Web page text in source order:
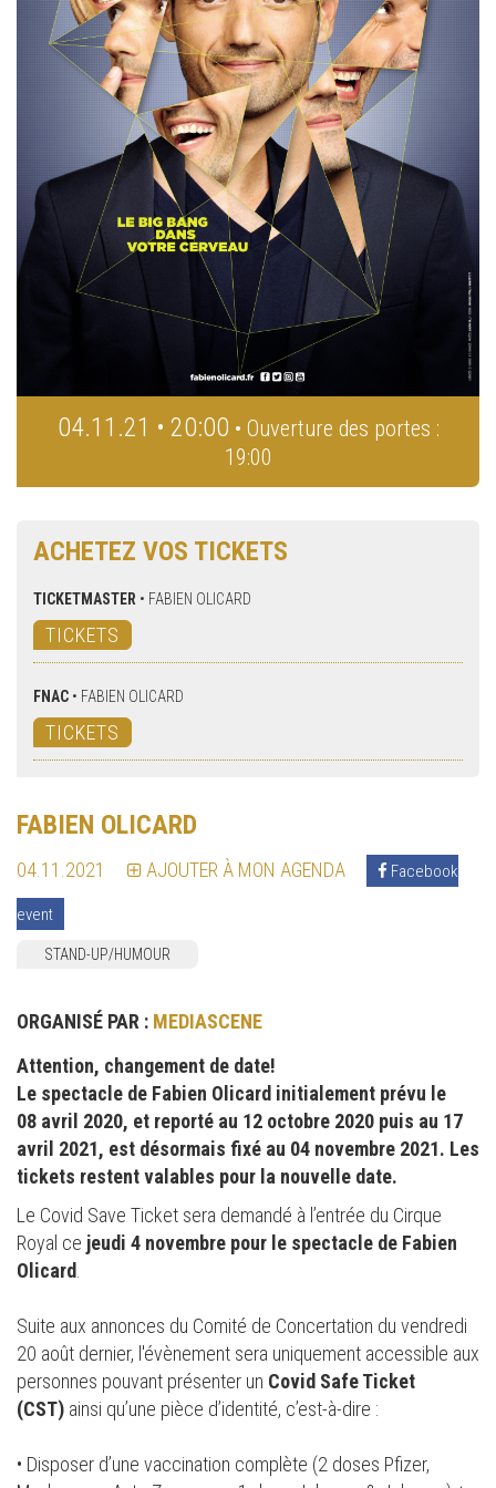
04.11.21 • 20:00 • Ouverture des portes :
19:00
ACHETEZ VOS TICKETS
TICKETMASTER • FABIEN OLICARD
TICKETS
FNAC • FABIEN OLICARD
TICKETS
FABIEN OLICARD
04.11.2021 AJOUTER À MON AGENDA Facebook
event
STAND-UP/HUMOUR
ORGANISÉ PAR : MEDIASCENE
Attention, changement de date!
Le spectacle de Fabien Olicard initialement prévu le
08 avril 2020, et reporté au 12 octobre 2020 puis au 17
avril 2021, est désormais fixé au 04 novembre 2021. Les
tickets restent valables pour la nouvelle date.
Le Covid Save Ticket sera demandé à l’entrée du Cirque
Royal ce jeudi 4 novembre pour le spectacle de Fabien
Olicard
Suite aux annonces du Comité de Concertation du vendredi
20 août dernier, l'évènement sera uniquement accessible aux
personnes pouvant présenter un Covid Safe Ticket
(CST) ainsi qu’une pièce d’identité, c’est-à-dire :
• Disposer d’une vaccination complète (2 doses Pfizer,